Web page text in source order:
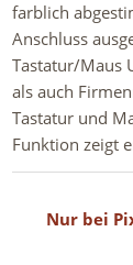
farblich
Anschluss
Tastatur/Maus
als auch
Tastatur und
Funktion zeigt
Nur bei